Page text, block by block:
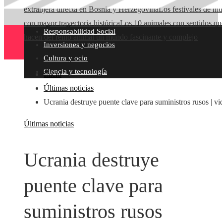
extranjera directa en Bosnia y HerzegovinaLos festivales de
con mayor trayectoria históricaLos 10 animales con sentidos
hacen del reino animal un mundo fascinante y complejo
Responsabilidad Social
Inversiones y negocios
Cultura y ocio
Ciencia y tecnología
Inicio
Últimas noticias
Ucrania destruye puente clave para suministros rusos |
Últimas noticias
Ucrania destruye
puente clave para
suministros rusos